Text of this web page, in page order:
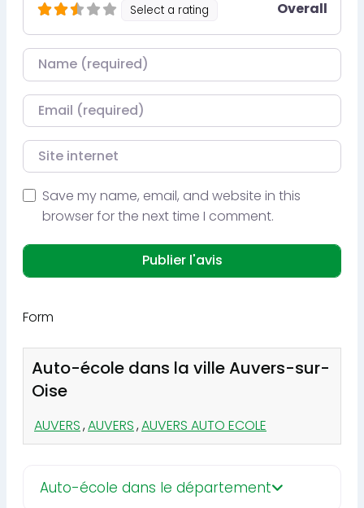
Select a rating Overall
Nom
Courriel
Site internet
Save my name, email, and website in this
browser for the next time I comment.
Form
Auto-école dans la ville Auvers-sur-
Oise
AUVERS,AUVERS,AUVERS AUTO ECOLE
Auto-école dans le département